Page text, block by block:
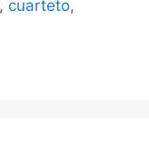
, cuarteto,